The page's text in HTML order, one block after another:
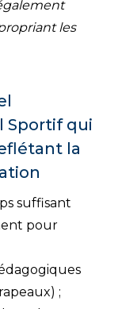
les
Sportif qui
la
suffisant
pour
;